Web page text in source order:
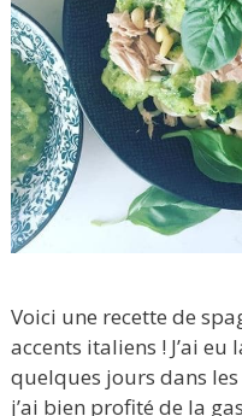
Voici une recette de
accents italiens ! J’ai eu
quelques jours dans
j’ai bien profité de la